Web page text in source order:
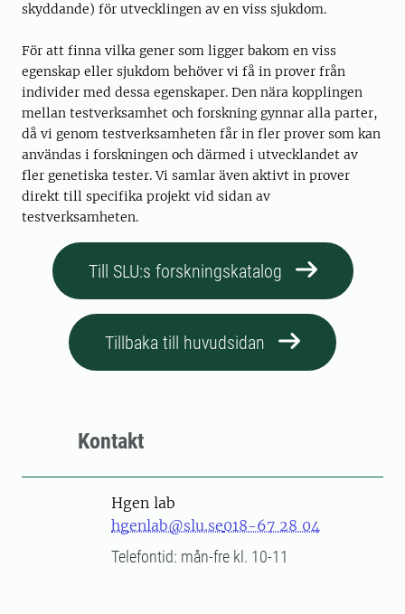
skyddande) för utvecklingen av en viss sjukdom.
För att finna vilka gener som ligger bakom en viss
egenskap eller sjukdom behöver vi få in prover från
individer med dessa egenskaper. Den nära kopplingen
mellan testverksamhet och forskning gynnar alla parter,
då vi genom testverksamheten får in fler prover som kan
användas i forskningen och därmed i utvecklandet av
fler genetiska tester. Vi samlar även aktivt in prover
direkt till specifika projekt vid sidan av
testverksamheten.
Till SLU:s forskningskatalog
Tillbaka till huvudsidan
Kontakt
Hgen lab
hgenlab@slu.se018-67 28 04
Telefontid: mån-fre kl. 10-11